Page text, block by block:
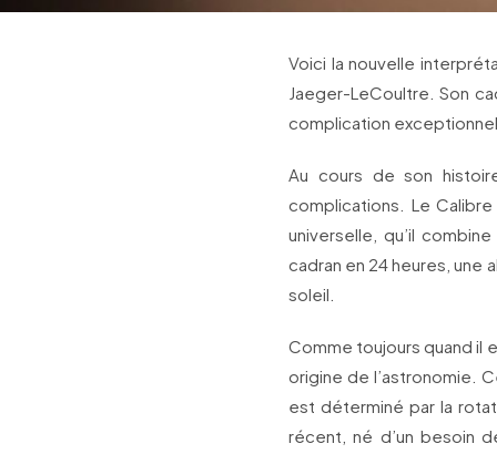
Voici la nouvelle
Jaeger-LeCoultre. Son
complication
Au cours de son
complications. Le
universelle, qu’il
cadran en 24 heures, une
soleil.
Comme toujours quand il
origine de l’astronomie.
est déterminé par la
récent, né d’un besoin